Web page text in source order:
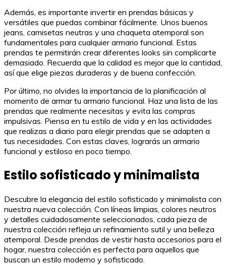
Además, es importante invertir en prendas básicas y
versátiles que puedas combinar fácilmente. Unos buenos
jeans, camisetas neutras y una chaqueta atemporal son
fundamentales para cualquier armario funcional. Estas
prendas te permitirán crear diferentes looks sin complicarte
demasiado. Recuerda que la calidad es mejor que la cantidad,
así que elige piezas duraderas y de buena confección.
Por último, no olvides la importancia de la planificación al
momento de armar tu armario funcional. Haz una lista de las
prendas que realmente necesitas y evita las compras
impulsivas. Piensa en tu estilo de vida y en las actividades
que realizas a diario para elegir prendas que se adapten a
tus necesidades. Con estas claves, lograrás un armario
funcional y estiloso en poco tiempo.
Estilo sofisticado y minimalista
Descubre la elegancia del estilo sofisticado y minimalista con
nuestra nueva colección. Con líneas limpias, colores neutros
y detalles cuidadosamente seleccionados, cada pieza de
nuestra colección refleja un refinamiento sutil y una belleza
atemporal. Desde prendas de vestir hasta accesorios para el
hogar, nuestra colección es perfecta para aquellos que
buscan un estilo moderno y sofisticado.